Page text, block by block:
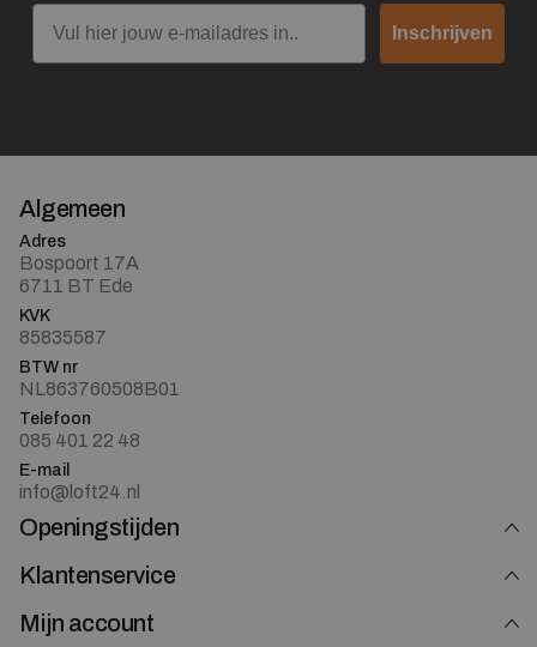
Email
Inschrijven
Algemeen
Adres
Bospoort 17A
6711 BT Ede
KVK
85835587
BTW nr
NL863760508B01
Telefoon
085 401 22 48
E-mail
info@loft24.nl
Openingstijden
Klantenservice
Mijn account